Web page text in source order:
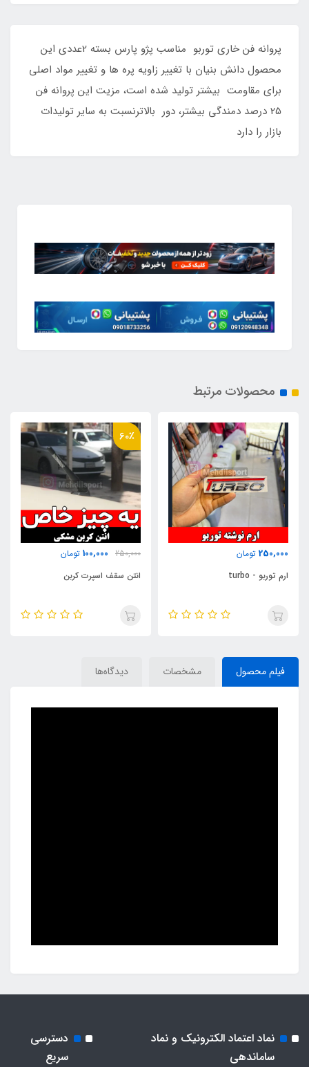
پروانه فن خاری توربو مناسب پژو پارس بسته 2عددی این
محصول دانش بنیان با تغییر زاویه پره ها و تغییر مواد اصلی
برای مقاومت بیشتر تولید شده است، مزیت این پروانه فن
25 درصد دمندگی بیشتر، دور بالاترنسبت به سایر تولیدات
بازار را دارد
محصولات مرتبط
250,000 تومان
ارم توربو - turbo
60٪
250,000
100,000 تومان
انتن سقف اسپرت کربن
فیلم محصول مشخصات دیدگاه‌ها
نماد اعتماد الکترونیک و نماد
ساماندهی
دسترسی
سریع